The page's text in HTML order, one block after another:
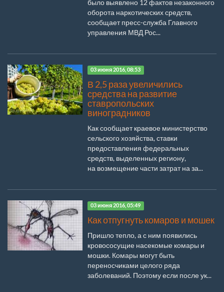
было выявлено 12 фактов незаконного
оборота наркотических средств,
сообщает пресс-служба Главного
управления МВД Рос...
03 июня 2016, 08:53
В 2,5 раза увеличились
средства на развитие
ставропольских
виноградников
Как сообщает краевое министерство
сельского хозяйства, ставки
предоставления федеральных
средств, выделенных региону,
на возмещение части затрат на за...
03 июня 2016, 05:49
Как отпугнуть комаров и мошек
Пришло тепло, а с ним появились
кровососущие насекомые комары и
мошки. Комары могут быть
переносчиками целого ряда
заболеваний. Поэтому если после ук...